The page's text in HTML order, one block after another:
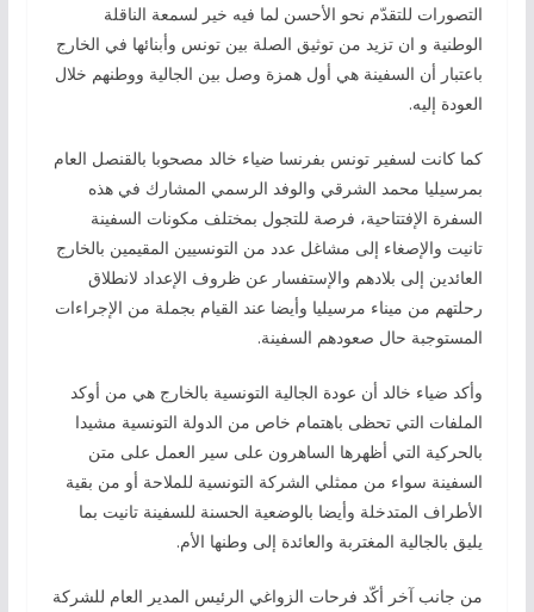
التصورات للتقدّم نحو الأحسن لما فيه خير لسمعة الناقلة
الوطنية و ان تزيد من توثيق الصلة بين تونس وأبنائها في الخارج
باعتبار أن السفينة هي أول همزة وصل بين الجالية ووطنهم خلال
العودة إليه.
كما كانت لسفير تونس بفرنسا ضياء خالد مصحوبا بالقنصل العام
بمرسيليا محمد الشرقي والوفد الرسمي المشارك في هذه
السفرة الإفتتاحية، فرصة للتجول بمختلف مكونات السفينة
تانيت والإصغاء إلى مشاغل عدد من التونسيين المقيمين بالخارج
العائدين إلى بلادهم والإستفسار عن ظروف الإعداد لانطلاق
رحلتهم من ميناء مرسيليا وأيضا عند القيام بجملة من الإجراءات
المستوجبة حال صعودهم السفينة.
وأكد ضياء خالد أن عودة الجالية التونسية بالخارج هي من أوكد
الملفات التي تحظى باهتمام خاص من الدولة التونسية مشيدا
بالحركية التي أظهرها الساهرون على سير العمل على متن
السفينة سواء من ممثلي الشركة التونسية للملاحة أو من بقية
الأطراف المتدخلة وأيضا بالوضعية الحسنة للسفينة تانيت بما
يليق بالجالية المغتربة والعائدة إلى وطنها الأم.
من جانب آخر أكّد فرحات الزواغي الرئيس المدير العام للشركة